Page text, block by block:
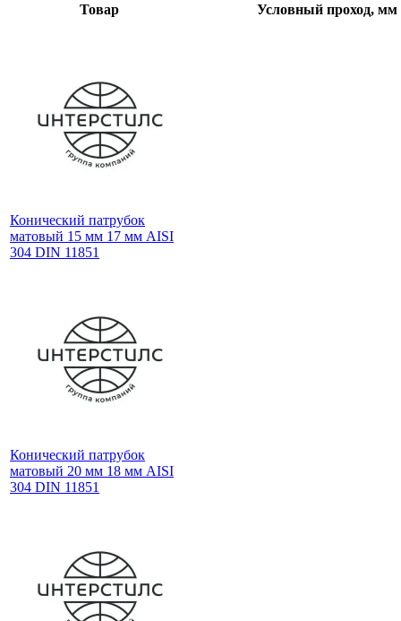
Товар
Условный проход, мм
Конический патрубок
матовый 15 мм 17 мм AISI
304 DIN 11851
Конический патрубок
матовый 20 мм 18 мм AISI
304 DIN 11851